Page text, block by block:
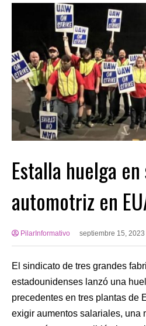
Estalla huelga
automotriz en
PilarInformativo septiembre 15,
El sindicato de tres grandes
estadounidenses lanzó una
precedentes en tres plantas de
exigir aumentos salariales, una